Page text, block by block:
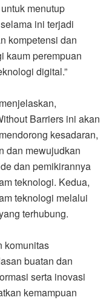
menutup
ini terjadi
kompetensi dan
kaum perempuan
digital.”
Barriers ini akan
kesadaran,
dan mewujudkan
dan pemikirannya
teknologi. Kedua,
teknologi melalui
terhubung.
komunitas
buatan dan
serta inovasi
kemampuan